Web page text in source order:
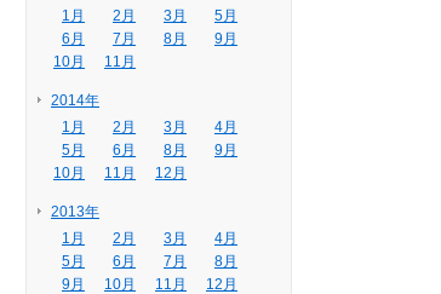
1月
2月 3月
5月
6月
7月 8月
9月
10月
11月
2014年
1月
2月 3月
4月
5月
6月 8月
9月
10月
11月 12月
2013年
1月
2月 3月
4月
5月
6月 7月
8月
9月
10月 11月 12月